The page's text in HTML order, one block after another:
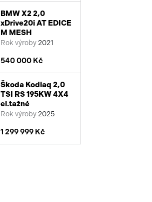
BMW X2 2,0
xDrive20i AT EDICE
M MESH
Rok výroby 2021
540 000 Kč
Škoda Kodiaq 2,0
TSI RS 195KW 4X4
el.tažné
Rok výroby 2025
1 299 999 Kč